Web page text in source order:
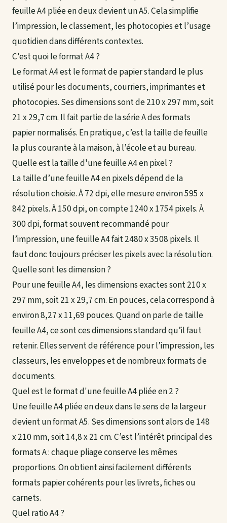
feuille A4 pliée en deux devient un A5. Cela simplifie
l’impression, le classement, les photocopies et l’usage
quotidien dans différents contextes.
C'est quoi le format A4 ?
Le format A4 est le format de papier standard le plus
utilisé pour les documents, courriers, imprimantes et
photocopies. Ses dimensions sont de 210 x 297 mm, soit
21 x 29,7 cm. Il fait partie de la série A des formats
papier normalisés. En pratique, c’est la taille de feuille
la plus courante à la maison, à l’école et au bureau.
Quelle est la taille d'une feuille A4 en pixel ?
La taille d’une feuille A4 en pixels dépend de la
résolution choisie. À 72 dpi, elle mesure environ 595 x
842 pixels. À 150 dpi, on compte 1240 x 1754 pixels. À
300 dpi, format souvent recommandé pour
l’impression, une feuille A4 fait 2480 x 3508 pixels. Il
faut donc toujours préciser les pixels avec la résolution.
Quelle sont les dimension ?
Pour une feuille A4, les dimensions exactes sont 210 x
297 mm, soit 21 x 29,7 cm. En pouces, cela correspond à
environ 8,27 x 11,69 pouces. Quand on parle de taille
feuille A4, ce sont ces dimensions standard qu’il faut
retenir. Elles servent de référence pour l’impression, les
classeurs, les enveloppes et de nombreux formats de
documents.
Quel est le format d'une feuille A4 pliée en 2 ?
Une feuille A4 pliée en deux dans le sens de la largeur
devient un format A5. Ses dimensions sont alors de 148
x 210 mm, soit 14,8 x 21 cm. C’est l’intérêt principal des
formats A : chaque pliage conserve les mêmes
proportions. On obtient ainsi facilement différents
formats papier cohérents pour les livrets, fiches ou
carnets.
Quel ratio A4 ?